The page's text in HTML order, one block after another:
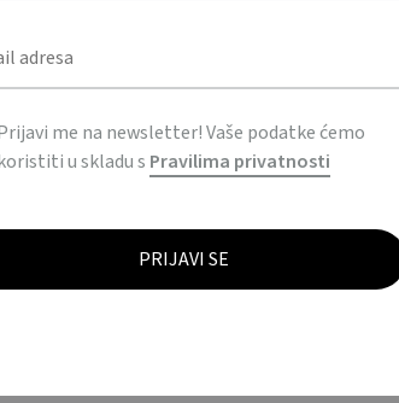
me na newsletter! Vaše podatke ćemo
u skladu s Pravilima privatnosti